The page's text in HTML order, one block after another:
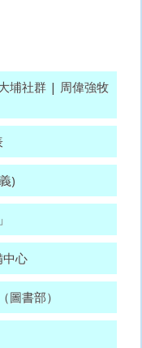
埔社群 | 周偉強牧
)
中心
圖書部）